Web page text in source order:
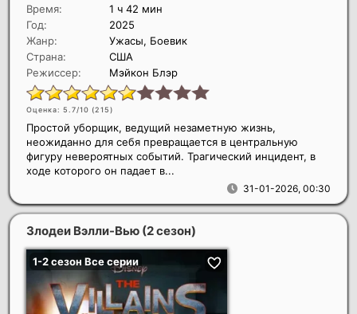
Время:
1 ч 42 мин
Год:
2025
Жанр:
Ужасы, Боевик
Страна:
США
Режиссер:
Мэйкон Блэр
Оценка: 5.7/10 (215)
31-01-2026, 00:30
Простой уборщик, ведущий незаметную жизнь,
неожиданно для себя превращается в центральную
фигуру невероятных событий. Трагический инцидент, в
ходе которого он падает в...
Злодеи Вэлли-Вью (2 сезон)